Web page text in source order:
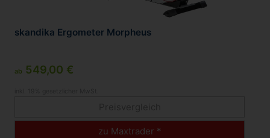
skandika Ergometer Morpheus
ab 549,00 €
zu Maxtrader *